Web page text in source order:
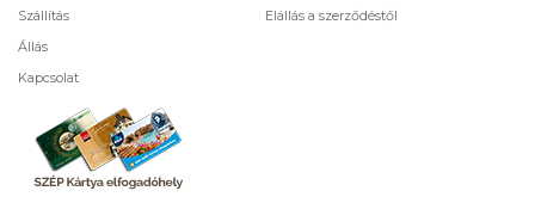
Szállítás
Állás
Kapcsolat
Elállás a szerződéstől